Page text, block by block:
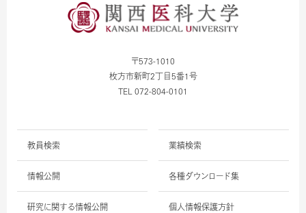
〒573-1010
枚方市新町2丁目5番1号
TEL 072-804-0101
教員検索 業績検索
情報公開 各種ダウンロード集
研究に関する情報公開 個人情報保護方針